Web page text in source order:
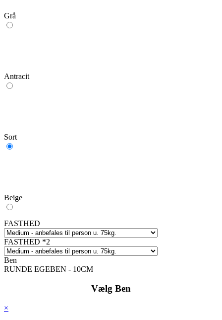
Grå
Antracit
Sort
Beige
FASTHED
FASTHED *2
Ben
RUNDE EGEBEN - 10CM
Vælg Ben
×